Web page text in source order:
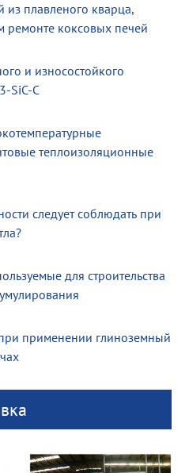
из плавленого кварца,
ремонте коксовых печей
и износостойкого
SiC-C
теплоизоляционные
следует соблюдать при
для строительства
применении глиноземный